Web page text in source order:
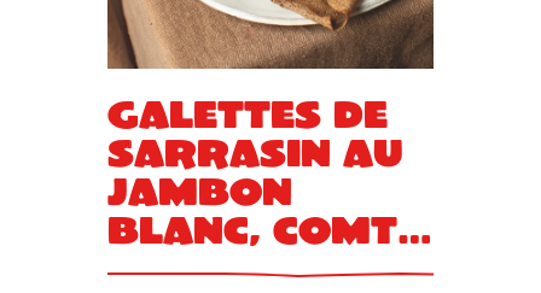
Galettes de
sarrasin au
jambon
blanc, Comté
et œuf